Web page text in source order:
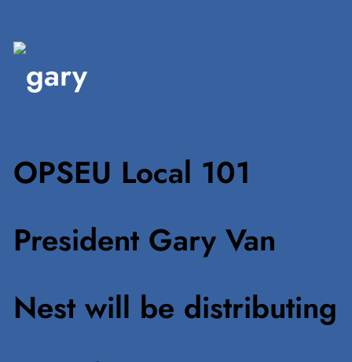
OPSEU Local 101
President Gary Van
Nest will be distributing